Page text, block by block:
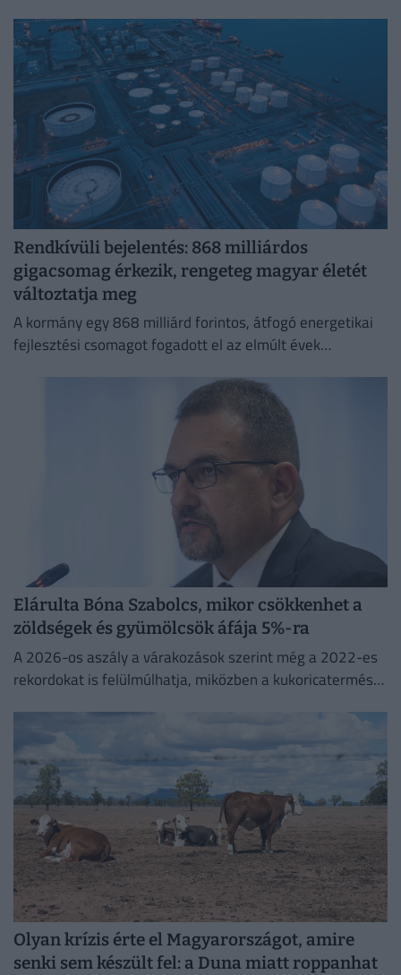
Rendkívüli bejelentés: 868 milliárdos
gigacsomag érkezik, rengeteg magyar életét
változtatja meg
A kormány egy 868 milliárd forintos, átfogó energetikai
fejlesztési csomagot fogadott el az elmúlt évek
Elárulta Bóna Szabolcs, mikor csökkenhet a
zöldségek és gyümölcsök áfája 5%-ra
A 2026-os aszály a várakozások szerint még a 2022-es
rekordokat is felülmúlhatja, miközben a kukoricatermés
Olyan krízis érte el Magyarországot, amire
senki sem készült fel: a Duna miatt roppanhat